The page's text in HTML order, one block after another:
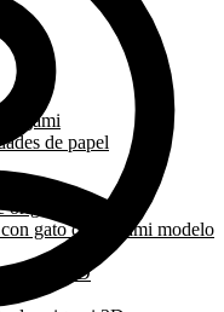
de papel
3D
origami 3D
con gato de origami modelo
3D